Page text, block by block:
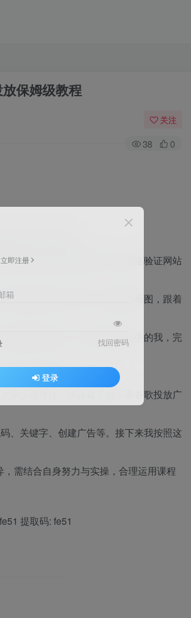
保姆级教程
关注
38 0
满足用户的需求。
站出现在目标用户面前，能快速验证网站
会把创建广告的每一步操作都截图，跟着
快速验证想法，但作为投放新手的我，完
经成功创建了广告投放。
家少走弯路，快速建立起一条谷歌投放广
、关键字、创建广告等。接下来我按照这
需结合自身努力与实操，合理运用课程
提取码: fe51
即注册
箱
找回密码
登录